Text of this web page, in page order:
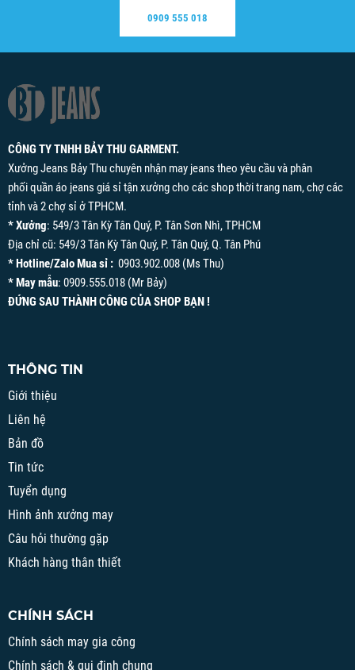
0909 555 018
CÔNG TY TNHH BẢY THU GARMENT.
Xưởng Jeans Bảy Thu chuyên nhận may jeans theo yêu cầu và phân
phối quần áo jeans giá sỉ tận xưởng cho các shop thời trang nam, chợ các
tỉnh và 2 chợ sỉ ở TPHCM.
* Xưởng: 549/3 Tân Kỳ Tân Quý, P. Tân Sơn Nhì, TPHCM
Địa chỉ cũ: 549/3 Tân Kỳ Tân Quý, P. Tân Quý, Q. Tân Phú
* Hotline/Zalo Mua sỉ : 0903.902.008 (Ms Thu)
* May mẫu: 0909.555.018 (Mr Bảy)
ĐỨNG SAU THÀNH CÔNG CỦA SHOP BẠN !
THÔNG TIN
Giới thiệu
Liên hệ
Bản đồ
Tin tức
Tuyển dụng
Hình ảnh xưởng may
Câu hỏi thường gặp
Khách hàng thân thiết
CHÍNH SÁCH
Chính sách may gia công
Chính sách & qui định chung